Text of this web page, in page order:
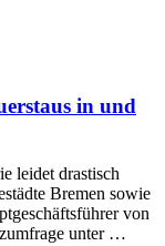
in und
leidet drastisch
Bremen sowie
von
unter …